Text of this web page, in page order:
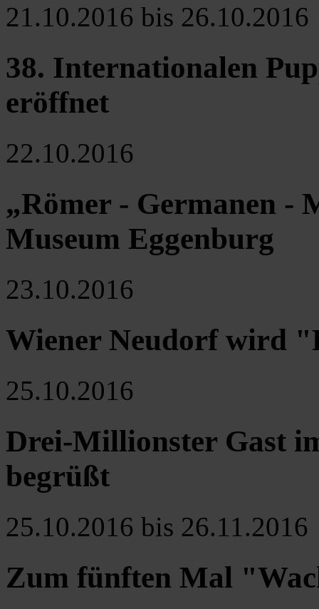
21.10.2016 bis 26.10.2016
38. Internationalen
eröffnet
22.10.2016
„Römer - Germanen
Museum Eggenburg
23.10.2016
Wiener Neudorf wird
25.10.2016
Drei-Millionster Gast
begrüßt
25.10.2016 bis 26.11.2016
Zum fünften Mal